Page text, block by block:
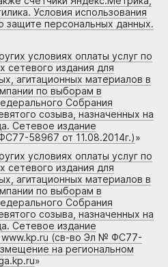
Условия использования
защите персональных данных.
условиях оплаты услуг по
сетевого издания для
агитационных материалов в
по выборам в
Собрания
созыва, назначенных на
Сетевое издание
58967 от 11.08.2014г.)»
условиях оплаты услуг по
сетевого издания для
агитационных материалов в
по выборам в
Собрания
созыва, назначенных на
Сетевое издание
www.kp.ru (св-во Эл № ФС77-
на региональном
»